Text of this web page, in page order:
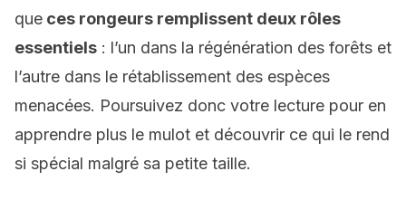
que ces rongeurs remplissent deux rôles
essentiels : l’un dans la régénération des forêts et
l’autre dans le rétablissement des espèces
menacées. Poursuivez donc votre lecture pour en
apprendre plus le mulot et découvrir ce qui le rend
si spécial malgré sa petite taille.